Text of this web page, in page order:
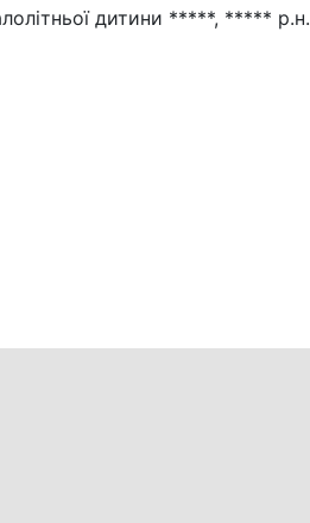
дитини *****, ***** р.н.